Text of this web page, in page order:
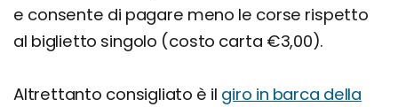
e consente di pagare meno le corse rispetto
al biglietto singolo (costo carta €3,00).
Altrettanto consigliato è il giro in barca della